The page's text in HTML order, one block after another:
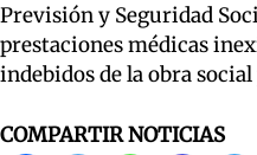
Previsión y Seguridad
prestaciones médicas
indebidos de la obra
COMPARTIR NOTICIAS